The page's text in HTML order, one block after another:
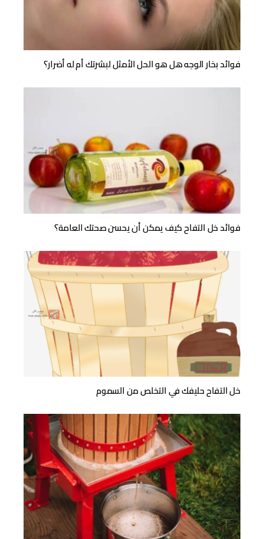
فوائد بخار الوجه هل هو الحل الأمثل لبشرتك أم له أضرار؟
فوائد خل التفاح كيف يمكن أن يحسن صحتك العامة؟
خل التفاح حليفك في التخلص من السموم